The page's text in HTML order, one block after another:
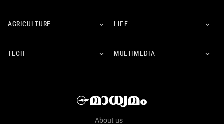
AGRICULTURE LIFE
TECH MULTIMEDIA
About us